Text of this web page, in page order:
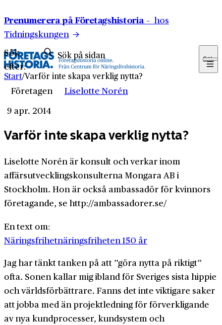
Prenumerera på Företagshistoria – hos
Tidningskungen
Sök
efter:
Sök
Start/Varför inte skapa verklig nytta?
Företagen
Liselotte Norén
9 apr. 2014
Varför inte skapa verklig nytta?
Liselotte Norén är konsult och verkar inom
affärsutvecklingskonsulterna Mongara AB i
Stockholm. Hon är också ambassadör för kvinnors
företagande, se http://ambassadorer.se/
En text om:
Näringsfrihetnäringsfriheten 150 år
Jag har tänkt tanken på att ”göra nytta på riktigt”
ofta. Sonen kallar mig ibland för Sveriges sista hippie
och världsförbättrare. Fanns det inte viktigare saker
att jobba med än projektledning för förverkligande
av nya kundprocesser, kundsystem och